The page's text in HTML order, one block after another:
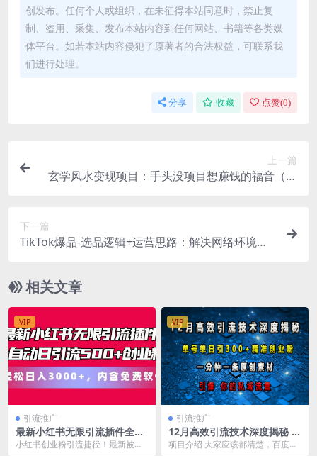
创发布。任何个人或组织，在未征得本站同意时，禁止复
制、盗用、采集、发布本站内容到任何网站、书籍等各类媒
体平台。如若本站内容侵犯了原著者的合法权益，可联系我
们进行处理。
分享 收藏 点赞(0)
上一篇
玄学风水变现项目：手头没项目想赚钱的福音（短
下一篇
TikTok爆品-选品逻辑+运营思路：解决网络环境快
相关文章
VIP
引流推广
最新小红书无限引流插件全自
动日引流500+创业粉，内含免
小红书创业粉引流捷径！最新被动
VIP
引流推广
12月高效引流技术深度揭秘 ，
单号单日引300+精准创业粉，
项目介绍 大家应该都清楚，百度搜